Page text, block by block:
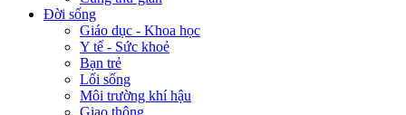
Đời sống
Giáo dục - Khoa học
Y tế - Sức khoẻ
Bạn trẻ
Lối sống
Môi trường khí hậu
Giao thông